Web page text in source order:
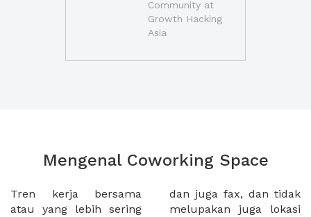
Community at
Growth Hacking
Asia
Mengenal Coworking Space
Tren kerja bersama
atau yang lebih sering
dan juga fax, dan tidak
melupakan juga lokasi